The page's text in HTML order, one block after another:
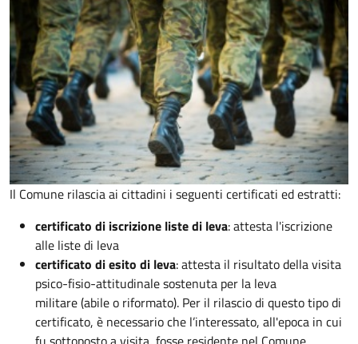
Il Comune rilascia ai cittadini i seguenti certificati ed estratti:
certificato di iscrizione liste di leva: attesta l'iscrizione
alle liste di leva
certificato di esito di leva: attesta il risultato della visita
psico-fisio-attitudinale sostenuta per la leva
militare (abile o riformato). Per il rilascio di questo tipo di
certificato, è necessario che l’interessato, all'epoca in cui